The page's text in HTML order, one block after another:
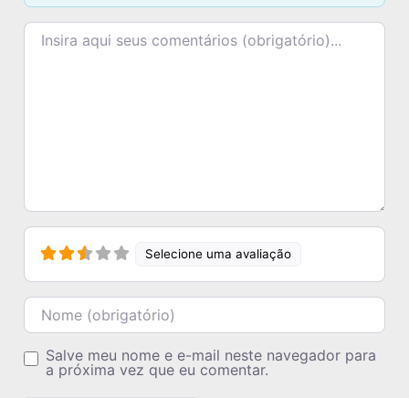
Texto do comentário
Selecione uma avaliação
Nome
Salve meu nome e e-mail neste navegador para
a próxima vez que eu comentar.